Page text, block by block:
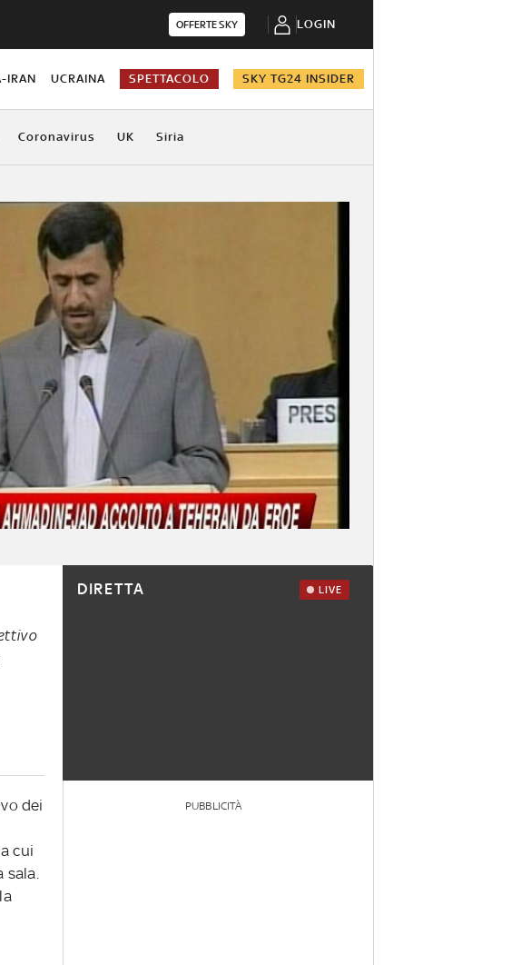
OFFERTE SKY LOGIN
IRAN UCRAINA SPETTACOLO SKY TG24 INSIDER
Coronavirus UK Siria
dei
cui
DIRETTA LIVE
PUBBLICITÀ